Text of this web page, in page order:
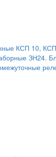
КСП 10,
ЗН24.